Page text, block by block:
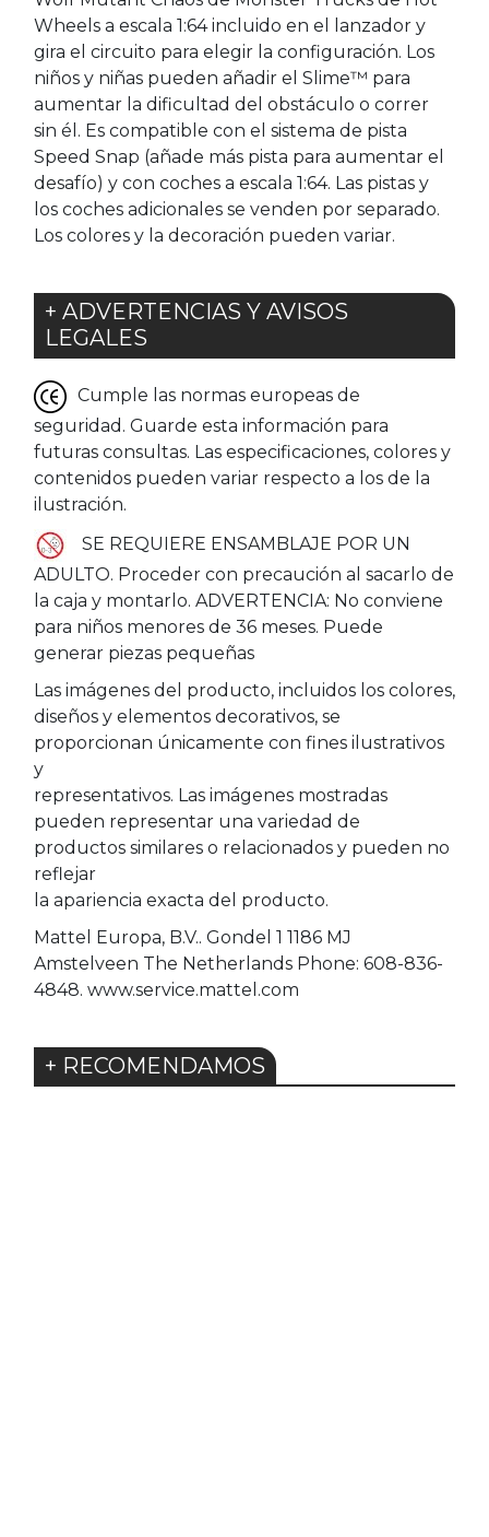
Wheels a escala 1:64 incluido en el lanzador y
gira el circuito para elegir la configuración. Los
niños y niñas pueden añadir el Slime™ para
aumentar la dificultad del obstáculo o correr
sin él. Es compatible con el sistema de pista
Speed Snap (añade más pista para aumentar el
desafío) y con coches a escala 1:64. Las pistas y
los coches adicionales se venden por separado.
Los colores y la decoración pueden variar.
+ ADVERTENCIAS Y AVISOS
LEGALES
Cumple las normas europeas de
seguridad. Guarde esta información para
futuras consultas. Las especificaciones, colores y
contenidos pueden variar respecto a los de la
ilustración.
SE REQUIERE ENSAMBLAJE POR UN
ADULTO. Proceder con precaución al sacarlo de
la caja y montarlo. ADVERTENCIA: No conviene
para niños menores de 36 meses. Puede
generar piezas pequeñas
Las imágenes del producto, incluidos los colores,
diseños y elementos decorativos, se
proporcionan únicamente con fines ilustrativos
y
representativos. Las imágenes mostradas
pueden representar una variedad de
productos similares o relacionados y pueden no
reflejar
la apariencia exacta del producto.
Mattel Europa, B.V.. Gondel 1 1186 MJ
Amstelveen The Netherlands Phone: 608-836-
4848. www.service.mattel.com
+ RECOMENDAMOS